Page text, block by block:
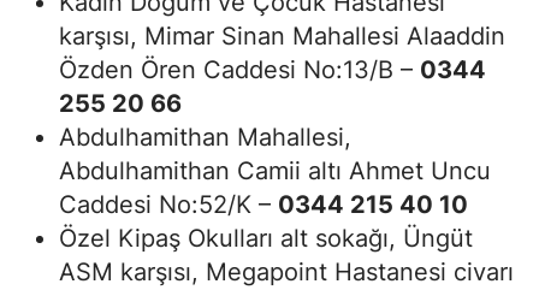
karşısı, Mimar Sinan Mahallesi Alaaddin
Özden Ören Caddesi No:13/B – 0344
255 20 66
Abdulhamithan Mahallesi,
Abdulhamithan Camii altı Ahmet Uncu
Caddesi No:52/K – 0344 215 40 10
Özel Kipaş Okulları alt sokağı, Üngüt
ASM karşısı, Megapoint Hastanesi civarı